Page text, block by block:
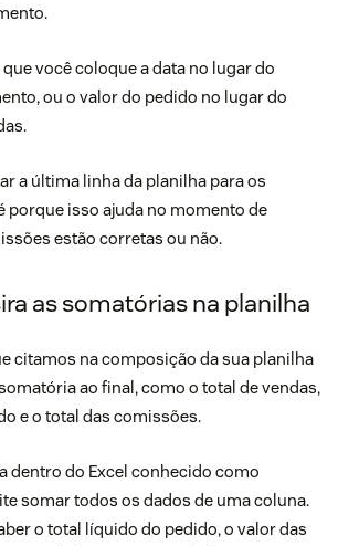
você coloque a data no lugar do
ou o valor do pedido no lugar do
a última linha da planilha para os
porque isso ajuda no momento de
estão corretas ou não.
as somatórias na planilha
citamos na composição da sua planilha
ao final, como o total de vendas,
e o total das comissões.
dentro do Excel conhecido como
somar todos os dados de uma coluna.
o total líquido do pedido, o valor das